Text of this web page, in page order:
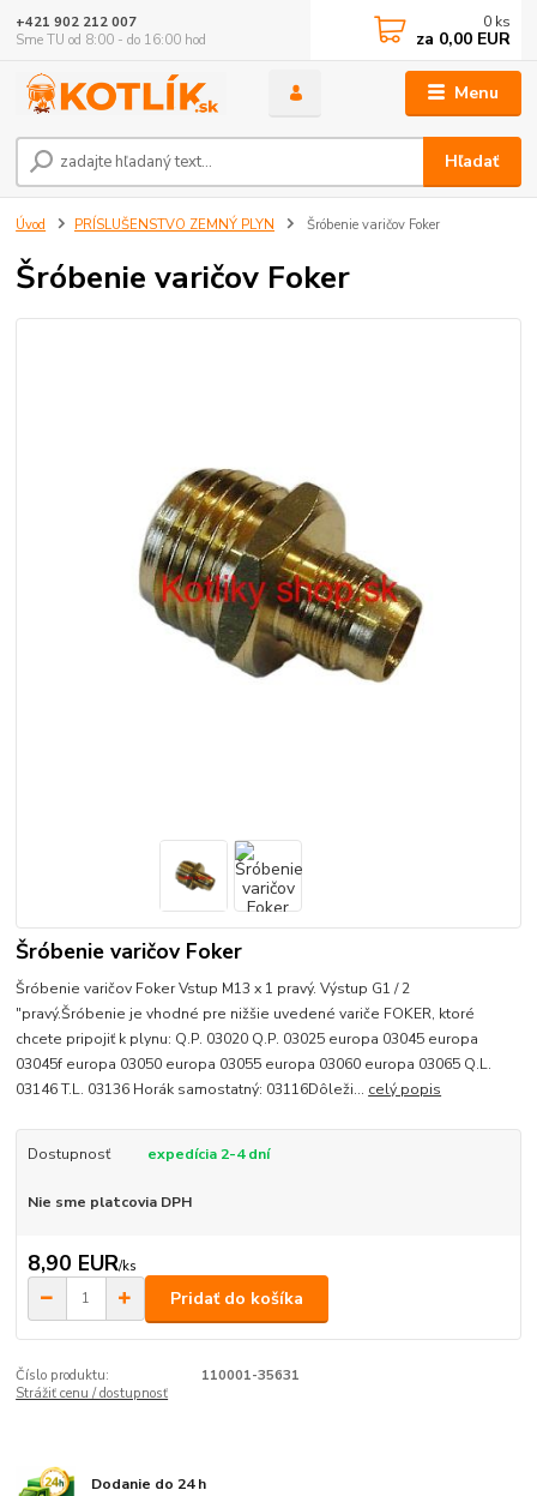
Menu
Hľadať
+421 902 212 007
Sme TU od 8:00 - do 16:00 hod
0 ks
za 0,00 EUR
Úvod PRÍSLUŠENSTVO ZEMNÝ PLYN Šróbenie varičov Foker
Šróbenie varičov Foker
Šróbenie varičov Foker
Šróbenie varičov Foker Vstup M13 x 1 pravý. Výstup G1 / 2
"pravý.Šróbenie je vhodné pre nižšie uvedené variče FOKER, ktoré
chcete pripojiť k plynu: Q.P. 03020 Q.P. 03025 europa 03045 europa
03045f europa 03050 europa 03055 europa 03060 europa 03065 Q.L.
03146 T.L. 03136 Horák samostatný: 03116Dôleži... celý popis
Dostupnosť expedícia 2-4 dní
Nie sme platcovia DPH
8,90 EUR/ks
Pridať do košíka
Číslo produktu:
110001-35631
Strážiť cenu / dostupnosť
Dodanie do 24 h